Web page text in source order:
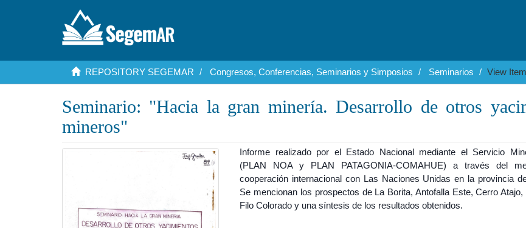
REPOSITORY SEGEMAR Congresos, Conferencias, Seminarios y Simposios Seminarios View Item
Seminario: "Hacia la gran minería. Desarrollo de otros
mineros"
Informe realizado por el Estado Nacional mediante el Servicio
(PLAN NOA y PLAN PATAGONIA-COMAHUE) a través del
cooperación internacional con Las Naciones Unidas en la provincia
Se mencionan los prospectos de La Borita, Antofalla Este, Cerro
Filo Colorado y una síntesis de los resultados obtenidos.